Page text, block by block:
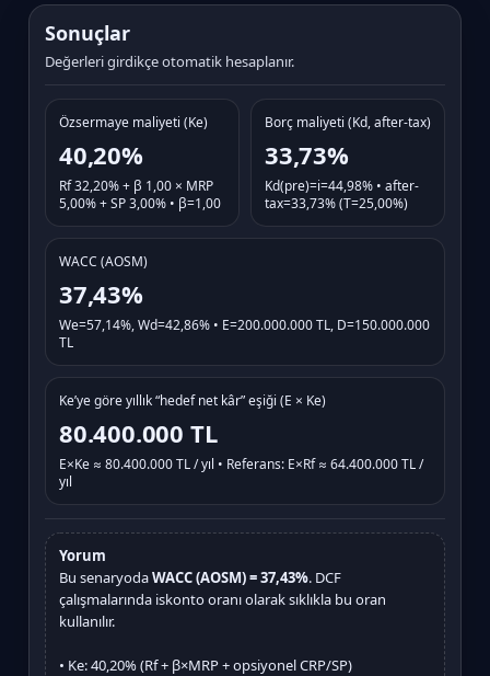
Sonuçlar
Değerleri girdikçe otomatik hesaplanır.
Özsermaye maliyeti (Ke)
40,20%
Rf 32,20% + β 1,00 × MRP
5,00% + SP 3,00% • β=1,00
Borç maliyeti (Kd, after-tax)
33,73%
Kd(pre)=i=44,98% • after-
tax=33,73% (T=25,00%)
WACC (AOSM)
37,43%
We=57,14%, Wd=42,86% • E=200.000.000 TL, D=150.000.000
TL
Ke’ye göre yıllık “hedef net kâr” eşiği (E × Ke)
80.400.000 TL
E×Ke ≈ 80.400.000 TL / yıl • Referans: E×Rf ≈ 64.400.000 TL /
yıl
Yorum
Bu senaryodaWACC (AOSM) = 37,43%. DCF
çalışmalarında iskonto oranı olarak sıklıkla bu oran
kullanılır.
• Ke: 40,20% (Rf + β×MRP + opsiyonel CRP/SP)